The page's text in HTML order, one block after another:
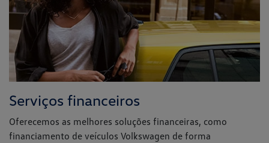
Serviços financeiros
Oferecemos as melhores soluções financeiras, como
financiamento de veículos Volkswagen de forma